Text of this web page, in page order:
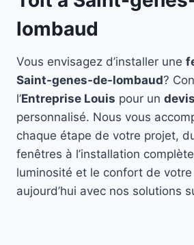
lombaud
Vous envisagez d’installer une
Saint-genes-de-lombaud?
l’Entreprise Louis pour un
personnalisé. Nous vous
chaque étape de votre projet,
fenêtres à l’installation
luminosité et le confort de
aujourd’hui avec nos solutions